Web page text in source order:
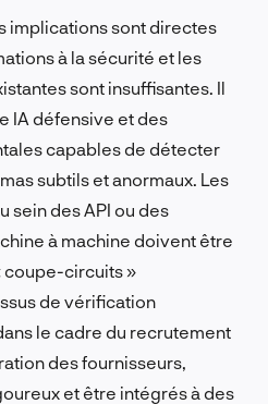
implications sont directes
à la sécurité et les
sont insuffisantes. Il
IA défensive et des
capables de détecter
subtils et anormaux. Les
sein des API ou des
à machine doivent être
coupe-circuits »
de vérification
le cadre du recrutement
des fournisseurs,
et être intégrés à des